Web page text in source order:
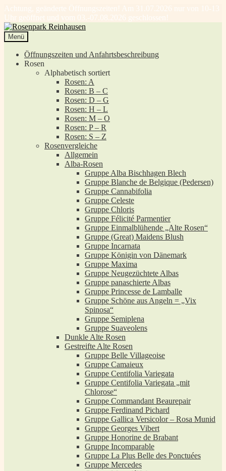
Achtung, geänderte Öffnungszeiten! Am 31.07.2026 nur von 10-13
Uhr geöffnet und vom 03.-07.08.2026 geschlossen!
Zur
Navigation
springen
Zum
Inhalt
springen
Menü
Öffnungszeiten und Anfahrtsbeschreibung
Rosen
Alphabetisch sortiert
Rosen: A
Rosen: B – C
Rosen: D – G
Rosen: H – L
Rosen: M – O
Rosen: P – R
Rosen: S – Z
Rosenvergleiche
Allgemein
Alba-Rosen
Gruppe Alba Bischhagen Blech
Gruppe Blanche de Belgique (Pedersen)
Gruppe Cannabifolia
Gruppe Celeste
Gruppe Chloris
Gruppe Félicité Parmentier
Gruppe Einmalblühende „Alte Rosen“
Gruppe (Great) Maidens Blush
Gruppe Incarnata
Gruppe Königin von Dänemark
Gruppe Maxima
Gruppe Neugezüchtete Albas
Gruppe panaschierte Albas
Gruppe Princesse de Lamballe
Gruppe Schöne aus Angeln = „Vix
Spinosa“
Gruppe Semiplena
Gruppe Suaveolens
Dunkle Alte Rosen
Gestreifte Alte Rosen
Gruppe Belle Villageoise
Gruppe Camaieux
Gruppe Centifolia Variegata
Gruppe Centifolia Variegata „mit
Chlorose“
Gruppe Commandant Beaurepair
Gruppe Ferdinand Pichard
Gruppe Gallica Versicolor – Rosa Munid
Gruppe Georges Vibert
Gruppe Honorine de Brabant
Gruppe Incomparable
Gruppe La Plus Belle des Ponctuées
Gruppe Mercedes